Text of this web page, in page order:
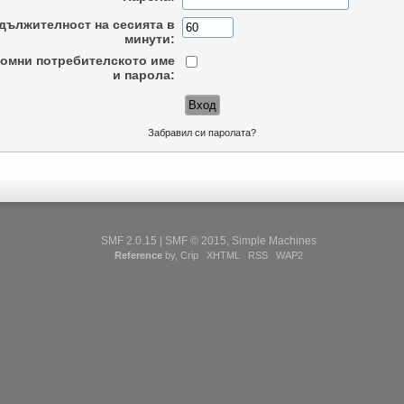
на сесията в
минути:
потребителското име
и парола:
Забравил си паролата?
SMF 2.0.15 SMF © 2015, Simple Machines
Reference by, Crip XHTML RSS WAP2